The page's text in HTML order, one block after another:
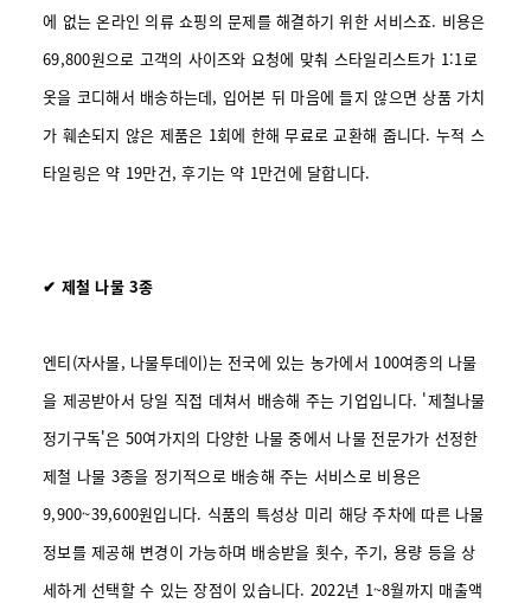
에 없는 온라인 의류 쇼핑의 문제를 해결하기 위한 서비스죠. 비용은
69,800원으로 고객의 사이즈와 요청에 맞춰 스타일리스트가 1:1로
옷을 코디해서 배송하는데, 입어본 뒤 마음에 들지 않으면 상품 가치
가 훼손되지 않은 제품은 1회에 한해 무료로 교환해 줍니다. 누적 스
타일링은 약 19만건, 후기는 약 1만건에 달합니다.
✔ 제철 나물 3종
엔티(자사몰, 나물투데이)는 전국에 있는 농가에서 100여종의 나물
을 제공받아서 당일 직접 데쳐서 배송해 주는 기업입니다. '제철나물
정기구독'은 50여가지의 다양한 나물 중에서 나물 전문가가 선정한
제철 나물 3종을 정기적으로 배송해 주는 서비스로 비용은
9,900~39,600원입니다. 식품의 특성상 미리 해당 주차에 따른 나물
정보를 제공해 변경이 가능하며 배송받을 횟수, 주기, 용량 등을 상
세하게 선택할 수 있는 장점이 있습니다. 2022년 1~8월까지 매출액